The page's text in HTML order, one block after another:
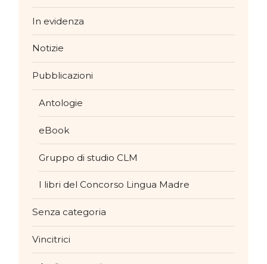
In evidenza
Notizie
Pubblicazioni
Antologie
eBook
Gruppo di studio CLM
I libri del Concorso Lingua Madre
Senza categoria
Vincitrici